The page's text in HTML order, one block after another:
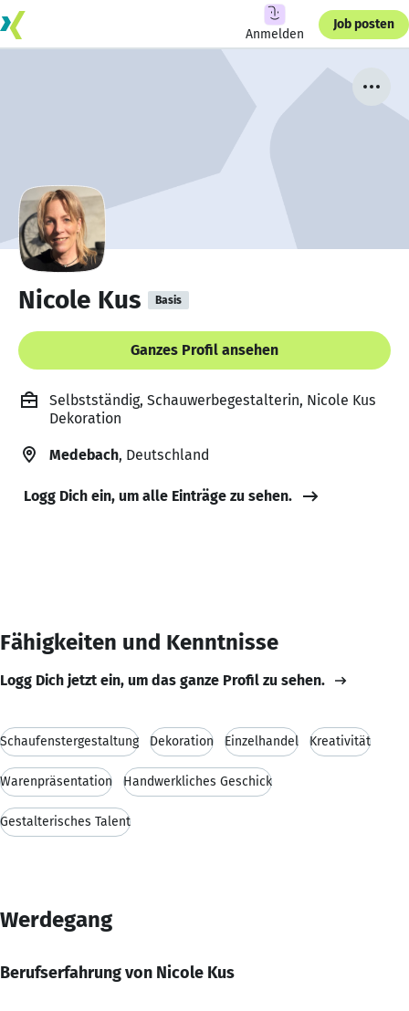
Anmelden
Job posten
Nicole Kus Basis
Ganzes Profil ansehen
Selbstständig, Schauwerbegestalterin, Nicole Kus
Dekoration
Medebach, Deutschland
Logg Dich ein, um alle Einträge zu sehen.
Fähigkeiten und Kenntnisse
Logg Dich jetzt ein, um das ganze Profil zu sehen.
Schaufenstergestaltung Dekoration Einzelhandel Kreativität
Warenpräsentation Handwerkliches Geschick
Gestalterisches Talent
Werdegang
Berufserfahrung von Nicole Kus